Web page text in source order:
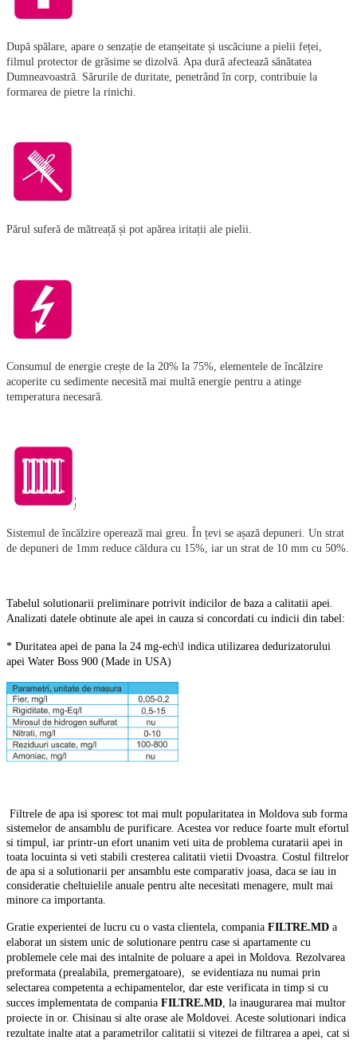
După spălare, apare o senzație de etanșeitate și uscăciune a pielii feței,
filmul protector de grăsime se dizolvă. Apa dură afectează sănătatea
Dumneavoastră. Sărurile de duritate, penetrând în corp, contribuie la
formarea de pietre la rinichi.
Părul suferă de mătreață și pot apărea iritații ale pielii.
Consumul de energie crește de la 20% la 75%, elementele de încălzire
acoperite cu sedimente necesită mai multă energie pentru a atinge
temperatura necesară.
Sistemul de încălzire operează mai greu. În țevi se așază depuneri. Un strat
de depuneri de 1mm reduce căldura cu 15%, iar un strat de 10 mm cu 50%.
Tabelul solutionarii preliminare potrivit indicilor de baza a calitatii apei.
Analizati datele obtinute ale apei in cauza si concordati cu indicii din tabel:
* Duritatea apei de pana la 24 mg-ech\l indica utilizarea dedurizatorului
apei Water Boss 900 (Made in USA)
Filtrele de apa isi sporesc tot mai mult popularitatea in Moldova sub forma
sistemelor de ansamblu de purificare. Acestea vor reduce foarte mult efortul
si timpul, iar printr-un efort unanim veti uita de problema curatarii apei in
toata locuinta si veti stabili cresterea calitatii vietii Dvoastra. Costul filtrelor
de apa si a solutionarii per ansamblu este comparativ joasa, daca se iau in
consideratie cheltuielile anuale pentru alte necesitati menagere, mult mai
minore ca importanta.
Gratie experientei de lucru cu o vasta clientela, compania FILTRE.MD a
elaborat un sistem unic de solutionare pentru case si apartamente cu
problemele cele mai des intalnite de poluare a apei in Moldova. Rezolvarea
preformata (prealabila, premergatoare),
se evidentiaza nu numai prin
selectarea competenta a echipamentelor, dar este verificata in timp si cu
succes implementata de compania FILTRE.MD , la inaugurarea mai multor
proiecte in or. Chisinau si alte orase ale Moldovei. Aceste solutionari indica
rezultate inalte atat a parametrilor calitatii si vitezei de filtrarea a apei, cat si